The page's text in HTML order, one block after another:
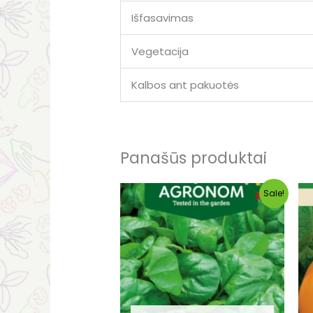
Išfasavimas
Vegetacija
Kalbos ant pakuotės
Panašūs produktai
Sale!
Original
price
was:
€0.49.
Current
price
€0.35.